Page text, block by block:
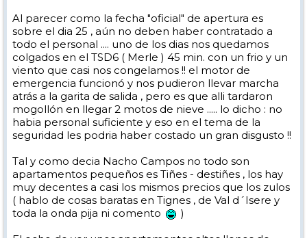
Al parecer como la fecha "oficial" de apertura es
sobre el dia 25 , aún no deben haber contratado a
todo el personal .... uno de los dias nos quedamos
colgados en el TSD6 ( Merle ) 45 min. con un frio y un
viento que casi nos congelamos !! el motor de
emergencia funcionó y nos pudieron llevar marcha
atrás a la garita de salida , pero es que alli tardaron
mogollón en llegar 2 motos de nieve ..... lo dicho : no
habia personal suficiente y eso en el tema de la
seguridad les podria haber costado un gran disgusto !!
Tal y como decia Nacho Campos no todo son
apartamentos pequeños es Tiñes - destiñes , los hay
muy decentes a casi los mismos precios que los zulos
( hablo de cosas baratas en Tignes , de Val d´Isere y
toda la onda pija ni comento
)